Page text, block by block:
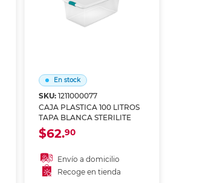
En stock
SKU: 1211000077
CAJA PLASTICA 100 LITROS
TAPA BLANCA STERILITE
$62.90
Envío a domicilio
Recoge en tienda